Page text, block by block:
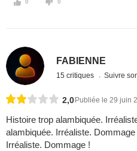
0 0
FABIENNE
15 critiques Suivre
2,0 Publiée le 29 juin
Histoire trop alambiquée.
alambiquée. Irréaliste.
Irréaliste. Dommage !